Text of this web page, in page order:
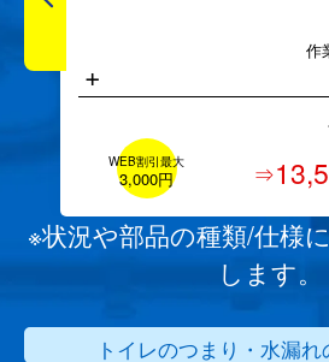
作
+
WEB割引最大
3,000円 ⇒
※状況や部品の種類/仕様
します。
トイレのつまり・水漏